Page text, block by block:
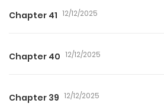
Chapter 41 12/12/2025
Chapter 40 12/12/2025
Chapter 39 12/12/2025